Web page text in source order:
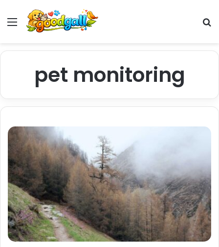
Menu
pet monitoring